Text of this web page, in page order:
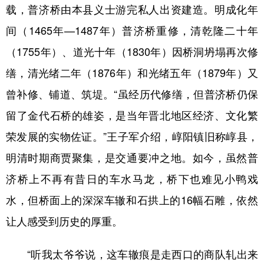
载，普济桥由本县义士游完私人出资建造。明成化年
间（1465年—1487年）普济桥重修，清乾隆二十年
（1755年）、道光十年（1830年）因桥洞坍塌再次修
缮，清光绪二年（1876年）和光绪五年（1879年）又
曾补修、铺道、筑堤。“虽经历代修缮，但普济桥仍保
留了金代石桥的雄姿，是当年晋北地区经济、文化繁
荣发展的实物佐证。”王子军介绍，崞阳镇旧称崞县，
明清时期商贾聚集，是交通要冲之地。如今，虽然普
济桥上不再有昔日的车水马龙，桥下也难见小鸭戏
水，但桥面上的深深车辙和石拱上的16幅石雕，依然
让人感受到历史的厚重。
“听我太爷爷说，这车辙痕是走西口的商队轧出来